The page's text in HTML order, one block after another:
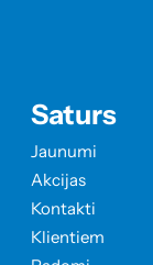
Saturs
Jaunumi
Akcijas
Kontakti
Klientiem